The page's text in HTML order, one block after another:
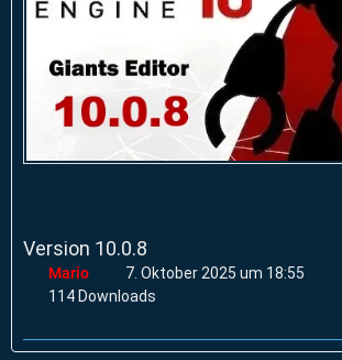
Version 10.0.8
Mario 7. Oktober 2025 um 18:55
114 Downloads